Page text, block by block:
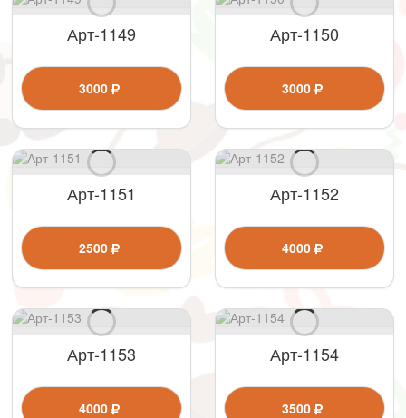
Арт-1149
3000
Арт-1150
3000
Арт-1151
2500
Арт-1152
4000
Арт-1153
4000
Арт-1154
3500